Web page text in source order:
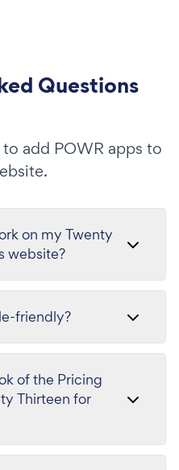
Questions
add POWR apps to
on my Twenty
website?
friendly?
of the Pricing
Thirteen for